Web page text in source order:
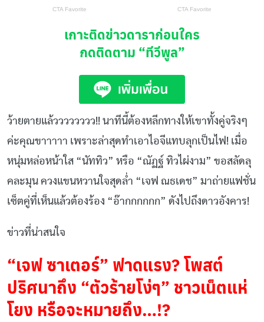
เกาะติดข่าวดาราก่อนใคร
กดติดตาม “ทีวีพูล”
ว้ายตายแล้วววววววว!! นาทีนี้ต้องหลีกทางให้เขาทั้งคู่จริงๆ
ค่ะคุณขาาาาา เพราะล่าสุดทำเอาไอจีแทบลุกเป็นไฟ! เมื่อ
หนุ่มหล่อหน้าใส “นัททิว” หรือ “ณัฏฐ์ ทิวไผ่งาม” ขอสลัดลุ
คละมุน ควงแขนหวานใจสุดล่ำ “เจฟ ณธเดช” มาถ่ายแฟชั่น
เซ็ตคู่ที่เห็นแล้วต้องร้อง “อ๊ากกกกกก” ดังไปถึงดาวอังคาร!
ข่าวที่น่าสนใจ
“เจฟ ซาเตอร์” ฟาดแรง? โพสต์
ปริศนาถึง “ตัวร้ายโง่ๆ” ชาวเน็ตแห่
โยง หรือจะหมายถึง…!?